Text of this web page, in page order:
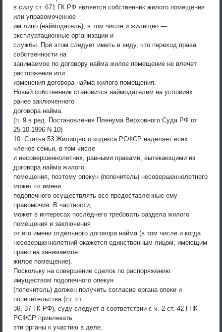
в силу ст. 671 ГК РФ является собственник жилого помещения
или управомоченное
им лицо (наймодатель), в том числе и жилищно —
эксплуатационные организации и
службы. При этом следует иметь в виду, что переход права
собственности на
занимаемое по договору найма жилое помещение не влечет
расторжения или
изменения договора найма жилого помещения.
Новый собственник становится наймодателем на условиях
ранее заключенного
договора найма.
(п. 9 в ред. Постановления Пленума Верховного Суда РФ от
25.10.1996 N 10)
10. Статья 53 Жилищного кодекса РСФСР наделяет всех
членов семьи, в том числе
и несовершеннолетних, равными правами, вытекающими из
договора найма жилого
помещения, поэтому опекун (попечитель) несовершеннолетнего
может от имени
подопечного осуществлять все предоставленные ему
правомочия. В частности,
может в интересах последнего требовать раздела жилого
помещения и заключения
от его имени отдельного договора найма (в том числе и когда
несовершеннолетний окажется единственным лицом, имеющим
право на занимаемое
жилое помещение).
Поскольку на совершение сделок по распоряжению
имуществом подопечного опекун
(попечитель) должен получить согласие органа опеки и
попечительства (ст. ст.
36, 37 ГК РФ), суду следует в соответствии с ч. 2 ст. 42 ГПК
РСФСР привлекать
эти органы к участию в деле.